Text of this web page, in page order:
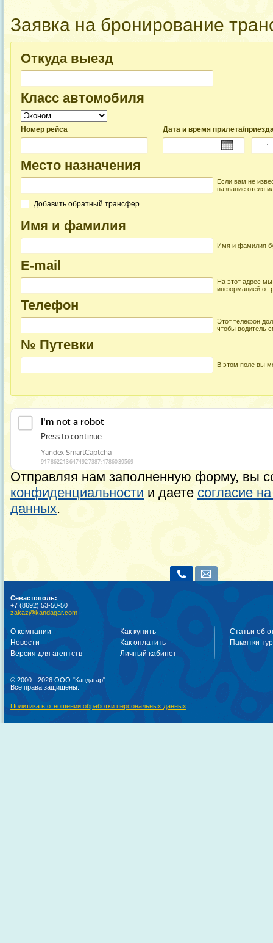
Заявка на бронирование
Откуда выезд
Класс автомобиля
Номер рейса Дата и время прилета/
Место назначения
Если вам не
название отеля
Добавить обратный трансфер
Имя и фамилия
Имя и фамилия
E-mail
На этот адрес
информацией о
Телефон
Этот телефон
чтобы водитель
№ Путевки
В этом поле вы
Отправляя нам заполненную форму, вы
конфиденциальности и даете согласие
данных.
Севастополь:
+7 (8692) 53-50-50
zakaz@kandagar.com
О компании
Новости
Версия для агентств
Как купить
Как оплатить
Личный кабинет
Статьи об
Памятки
© 2000 - 2026 ООО "Кандагар".
Все права защищены.
Политика в отношении обработки персональных данных